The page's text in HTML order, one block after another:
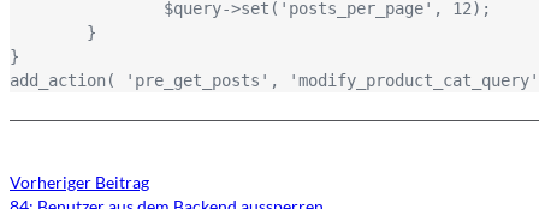
}
add_action( 'pre_get_posts',
Vorheriger Beitrag